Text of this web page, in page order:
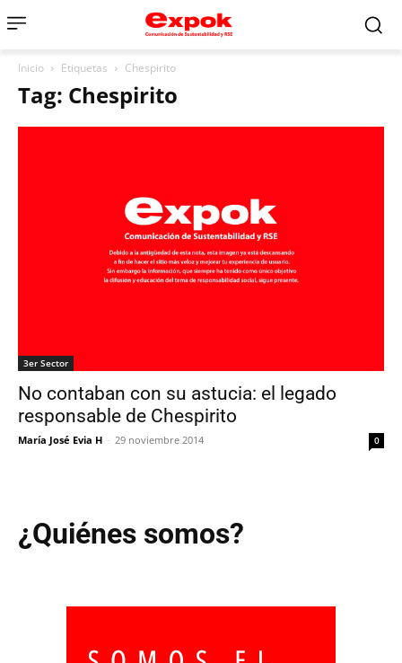
Inicio Etiquetas Chespirito
Tag: Chespirito
3er Sector
No contaban con su astucia: el legado
responsable de Chespirito
María José Evia H - 29 noviembre 2014 0
¿Quiénes somos?